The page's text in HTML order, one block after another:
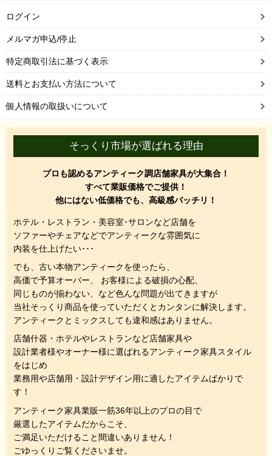
ログイン
メルマガ申込/停止
特定商取引法に基づく表示
送料とお支払い方法について
個人情報の取扱いについて
そっくり市場が選ばれる理由
プロも認めるアンティーク調店舗家具が大集合！
すべて業販価格でご提供！
他にはない低価格でも、高級感バッチリ！
ホテル・レストラン・美容室･サロンなど店舗を
ソファーやチェアなどでアンティークな雰囲気に
内装を仕上げたい･･･
でも、 古い本物アンティークを使ったら、
高価で予算オーバー、 お客様による破損の心配、
同じものが揃わない、 など色んな問題が出てきますが
当社そっくり商品を使っていただくと カンタンに解決します。
アンティークとミックスしても違和感はありません。
店舗什器・ホテルやレストランなど店舗家具や
設計業者様やオーナー様に選ばれるアンティーク家具スタイル
をはじめ
業務用や店舗用・設計デザイン用に適したアイテムばかりで
す！
アンティーク家具業販一筋36年以上のプロの目で
厳選したアイテムだからこそ、
ご満足いただけること間違いありません！
ごゆっくりご覧くださいませ。